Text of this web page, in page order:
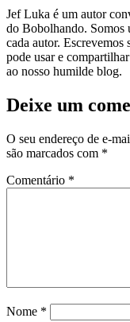
Jef Luka é um autor
do Bobolhando. Somos
cada autor.
pode usar e
ao nosso humilde blog.
Deixe um
O seu endereço de e-
são marcados com *
Comentário *
Nome *